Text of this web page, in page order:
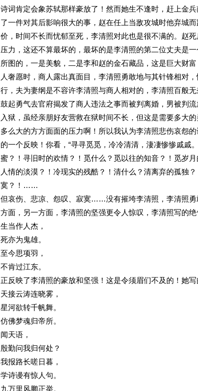
诗词肯定会象苏轼那样豪放了！然而她生不逢时，赶上金
了一件对其后影响很大的事，赵在任上当敌攻城时他弃城
价，时间不长而忧郁至死，李清照对此也是很不满的。赵
压力，这还不算最坏的，最坏的是李清照的第二位丈夫是
所图的，一是美貌，二是李和赵的金石藏品，这是巨大财
人奢愿时，商人露出真面目，李清照勇敢地与其针锋相对
行，夫为妻纲是不容许李清照与商人相对的，李清照百般
鼓起勇气去官府揭发了商人违法之事而被判离婚，男被判
入狱，虽经亲朋好友营救在狱时间不长，但这是需要多大
多么大的方方面面的压力啊！所以我认为李清照悲伤哀怨
的一个反映！你看，“寻寻觅觅，冷冷清清，淒凄惨惨戚戚
蜜？！寻旧时的欢情？！觅什么？觅以往的知音？！觅岁
人情的淡漠？！冷现实的残酷？！清什么？清离弃的孤独
寞？！……
但哀伤、悲凉、怨叹、寂寞……没有摧垮李清照，李清照勇
方面，另一方面，李清照的坚强更令人惊叹，李清照写的绝
生当作人杰，
死亦为鬼雄。
至今思项羽，
不肯过江东。
正反映了李清照的豪放和坚强！这是令须眉们不及的！她写
天接云涛连晓雾，
星河欲转千帆舞。
仿佛梦魂归帝所。
闻天语，
殷勤问我归何处？
我报路长嗟日暮，
学诗谩有惊人句。
九万里风鹏正举。